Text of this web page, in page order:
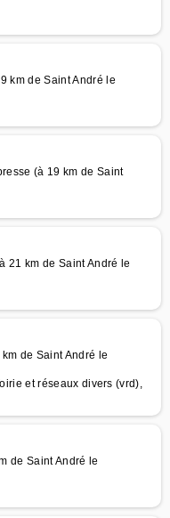
km de Saint André le
(à 19 km de Saint
21 km de Saint André le
de Saint André le
et réseaux divers (vrd),
de Saint André le